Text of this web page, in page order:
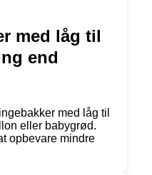
med låg til
end
med låg til
eller babygrød.
opbevare mindre